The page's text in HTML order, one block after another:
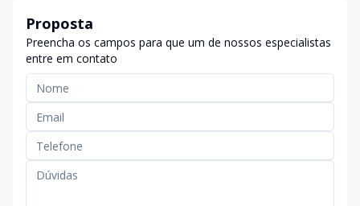
Proposta
Preencha os campos para que um de nossos especialistas
entre em contato